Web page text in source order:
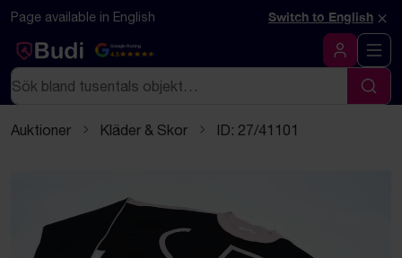
Hoppa till innehåll
Textbaserad (markdown) version av denna sida
Page available in English Switch to English ×
Google Rating
4.5
Logga in
Sök
Sök
Auktioner Kläder & Skor ID: 27/41101